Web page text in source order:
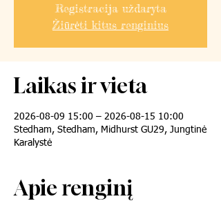
Registracija uždaryta
Žiūrėti kitus renginius
Laikas ir vieta
2026-08-09 15:00 – 2026-08-15 10:00
Stedham, Stedham, Midhurst GU29, Jungtinė
Karalystė
Apie renginį